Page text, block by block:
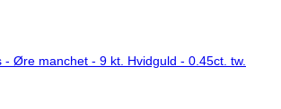
manchet - 9 kt. Hvidguld - 0.45ct. tw.